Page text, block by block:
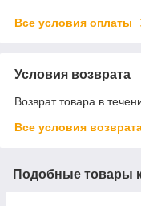
Все условия оплаты
Условия возврата
Возврат товара в
Все условия
Подобные товары